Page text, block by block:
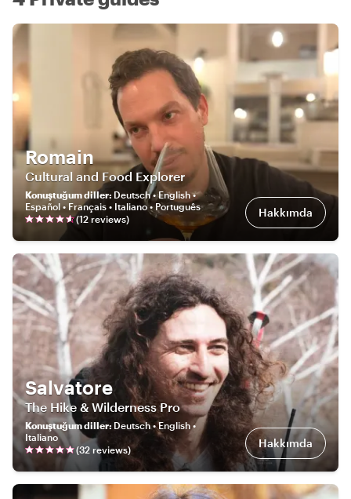
Romain
Cultural and Food Explorer
Konuştuğum diller: Deutsch • English •
Español • Français • Italiano • Português
(12 reviews) Hakkımda
Salvatore
The Hike & Wilderness Pro
Konuştuğum diller: Deutsch • English •
Italiano
(32 reviews) Hakkımda